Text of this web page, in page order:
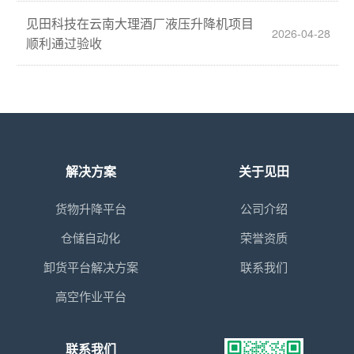
见田科技在云南大理酒厂液压升降机项目
顺利通过验收
2026-04-28
解决方案
货物升降平台
仓储自动化
卸货平台解决方案
高空作业平台
关于见田
公司介绍
荣誉资质
联系我们
联系我们